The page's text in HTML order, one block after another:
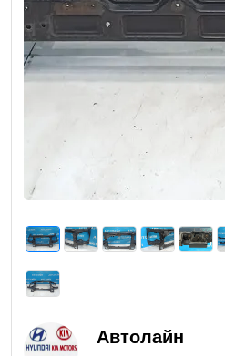
Автолайн